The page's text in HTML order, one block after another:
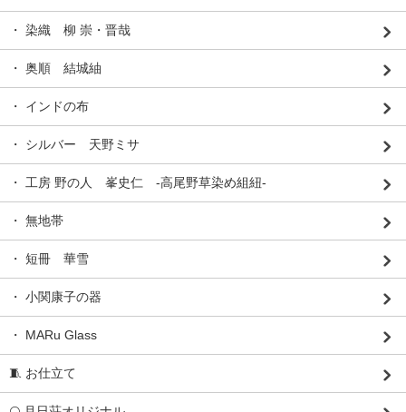
・ 染織 柳 崇・晋哉
・ 奥順 結城紬
・ インドの布
・ シルバー 天野ミサ
・ 工房 野の人 峯史仁 -高尾野草染め組紐-
・ 無地帯
・ 短冊 華雪
・ 小関康子の器
・ MARu Glass
🧵 お仕立て